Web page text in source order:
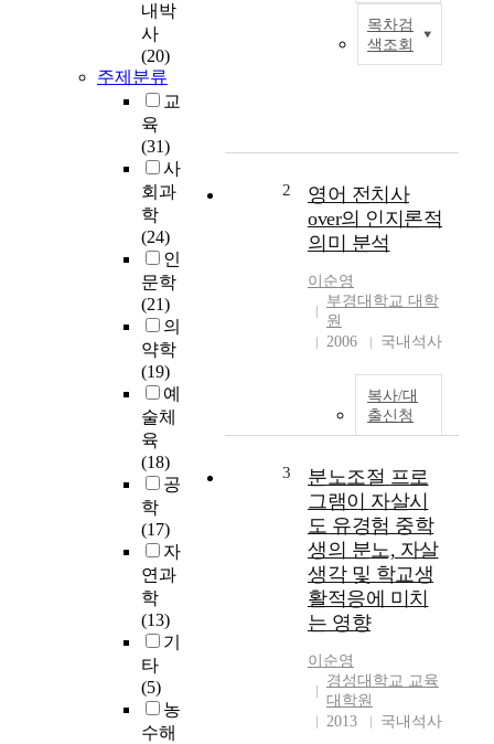
내박
사
(20)
주제분류
교
육
(31)
사
회과
학
(24)
인
문학
(21)
의
약학
(19)
예
술체
육
(18)
공
학
(17)
자
연과
학
(13)
기
타
(5)
농
수해
목차검
색조회
2
영어 전치사
over의 인지론적
의미 분석
이순영
부경대학교 대학
원
2006
국내석사
복사/대
출신청
3
분노조절 프로
그램이 자살시
도 유경험 중학
생의 분노, 자살
생각 및 학교생
활적응에 미치
는 영향
이순영
경성대학교 교육
대학원
2013
국내석사